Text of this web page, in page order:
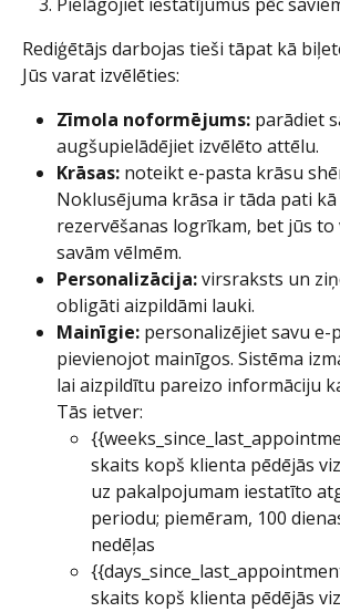
Rediģētājs darbojas tieši tāpat kā
Jūs varat izvēlēties:
Zīmola noformējums: parādiet
augšupielādējiet izvēlēto attēlu.
Krāsas: noteikt e-pasta krāsu
Noklusējuma krāsa ir tāda pati
rezervēšanas logrīkam, bet jūs
savām vēlmēm.
Personalizācija: virsraksts un
obligāti aizpildāmi lauki.
Mainīgie: personalizējiet savu e-
pievienojot mainīgos. Sistēma
lai aizpildītu pareizo informāciju
Tās ietver:
skaits kopš klienta pēdējās
uz pakalpojumam iestatīto
periodu; piemēram, 100
nedēļas
skaits kopš klienta pēdējās